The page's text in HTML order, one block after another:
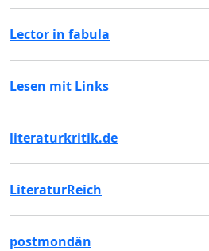
Lector in fabula
Lesen mit Links
literaturkritik.de
LiteraturReich
postmondän